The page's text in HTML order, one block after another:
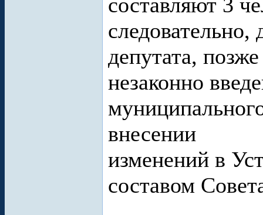
следовательно,
депутата,
незаконно
внесении
изменений в
составом